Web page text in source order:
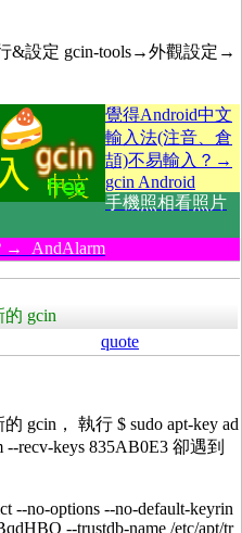
&設定 gcin-tools→外觀設定→
覺得Android中文
輸入法(注音、倉
頡)不易輸入？→
gcin Android
手機照相看照片
→ AndAlarm
的 gcin
quote
gcin， 執行 $ sudo apt-key ad
--recv-keys 835AB0E3 卻遇到
--no-options --no-default-keyrin
--trustdb-name /etc/apt/tr